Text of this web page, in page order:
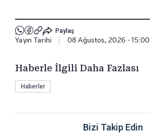
Paylaş
Yayın Tarihi 08 Ağustos, 2026 - 15:00
Haberle İlgili Daha Fazlası
Haberler
Bizi Takip Edin